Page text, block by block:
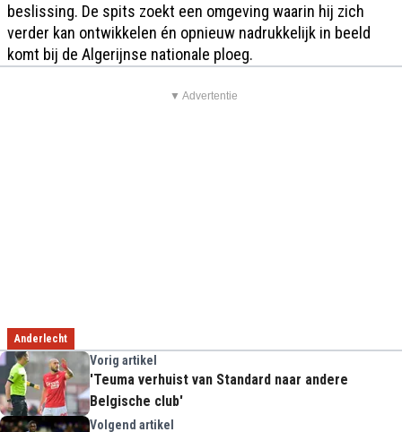
beslissing. De spits zoekt een omgeving waarin hij zich
verder kan ontwikkelen én opnieuw nadrukkelijk in beeld
komt bij de Algerijnse nationale ploeg.
▼ Advertentie
Anderlecht
Vorig artikel
'Teuma verhuist van Standard naar andere
Belgische club'
Volgend artikel